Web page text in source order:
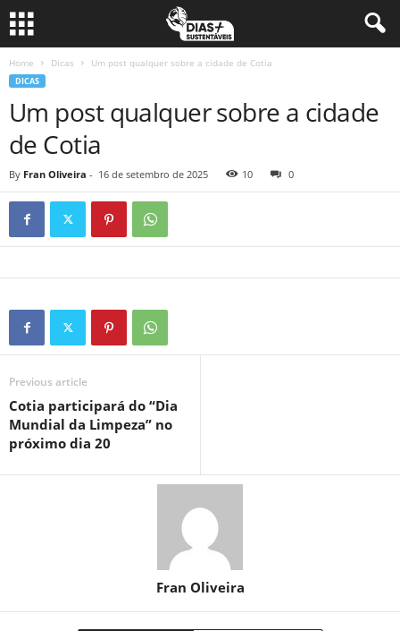
Home Dicas Um post qualquer sobre a cidade de Cotia
DICAS
Um post qualquer sobre a cidade
de Cotia
By Fran Oliveira - 16 de setembro de 2025 10 0
Previous article
Cotia participará do “Dia
Mundial da Limpeza” no
próximo dia 20
Fran Oliveira